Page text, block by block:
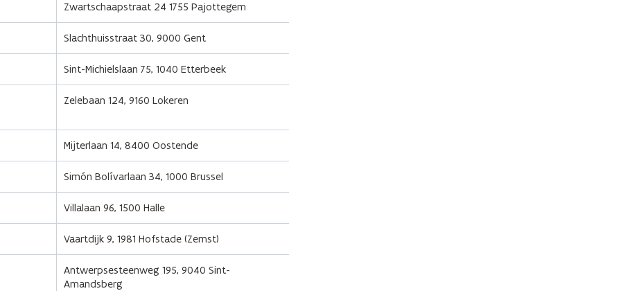
Zwartschaapstraat 24 1755 Pajottegem
Slachthuisstraat 30, 9000 Gent
Sint-Michielslaan 75, 1040 Etterbeek
Zelebaan 124, 9160 Lokeren
Mijterlaan 14, 8400 Oostende
Simón Bolívarlaan 34, 1000 Brussel
Villalaan 96, 1500 Halle
Vaartdijk 9, 1981 Hofstade (Zemst)
Antwerpsesteenweg 195, 9040 Sint-
Amandsberg